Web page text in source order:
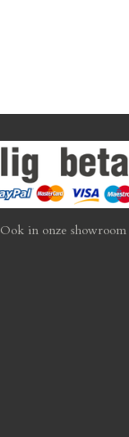
Ook in onze showroom